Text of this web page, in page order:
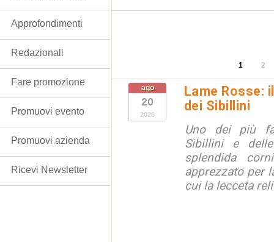
1 2
ago
20
2026
Lame Rosse:
dei Sibillini
Uno dei più
Sibillini e
splendida
apprezzato per
cui la lecceta
Approfondimenti
Redazionali
Fare promozione
Promuovi evento
Promuovi azienda
Ricevi Newsletter